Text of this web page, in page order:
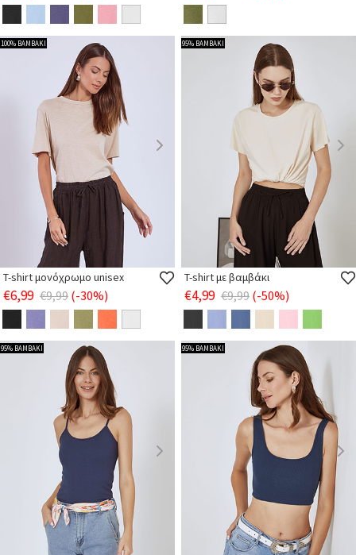
100% ΒΑΜΒΑΚΙ
T-shirt μονόχρωμο unisex
€6,99 €9,99 (-30%)
95% ΒΑΜΒΑΚΙ
T-shirt με βαμβάκι
€4,99 €9,99 (-50%)
95% ΒΑΜΒΑΚΙ 95% ΒΑΜΒΑΚΙ